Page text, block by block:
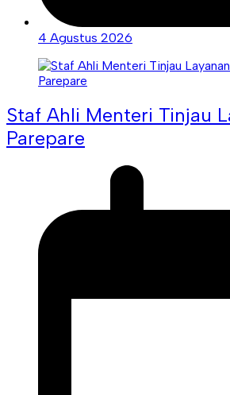
4 Agustus 2026
Staf Ahli Menteri Tinjau
Parepare